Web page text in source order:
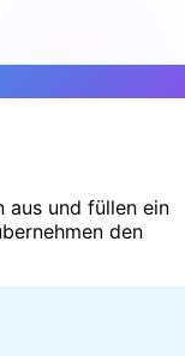
aus und füllen ein
den